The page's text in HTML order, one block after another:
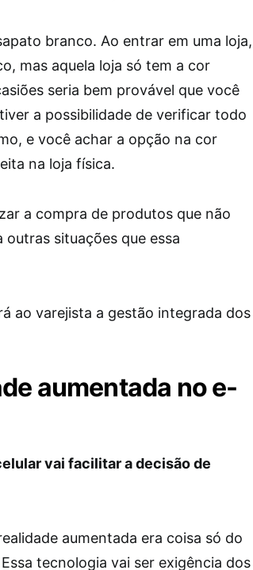
branco. Ao entrar em uma loja,
mas aquela loja só tem a cor
seria bem provável que você
a possibilidade de verificar todo
e você achar a opção na cor
na loja física.
a compra de produtos que não
situações que essa
ao varejista a gestão integrada dos
aumentada no e-
vai facilitar a decisão de
aumentada era coisa só do
tecnologia vai ser exigência dos